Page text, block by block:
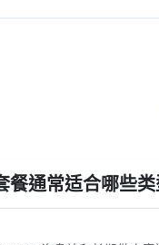
通常适合哪些类